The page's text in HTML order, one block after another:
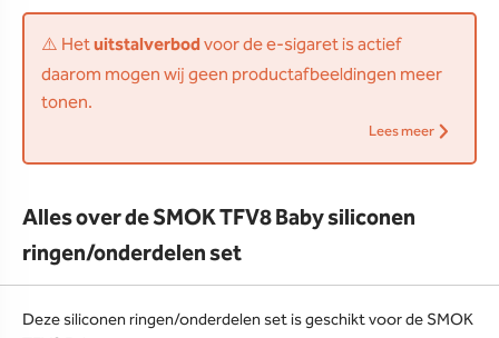
⚠️ Hetuitstalverbodvoor de e-sigaret is actief
daarom mogen wij geen productafbeeldingen meer
tonen.
Lees meer
Alles over de SMOK TFV8 Baby siliconen
ringen/onderdelen set
Deze siliconen ringen/onderdelen set is geschikt voor de SMOK